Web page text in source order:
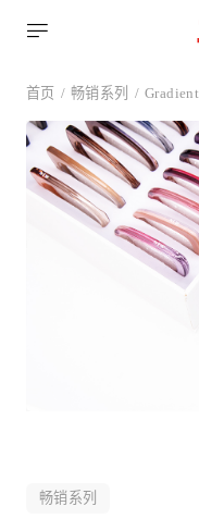
首页 畅销系列 Gradient
畅销系列